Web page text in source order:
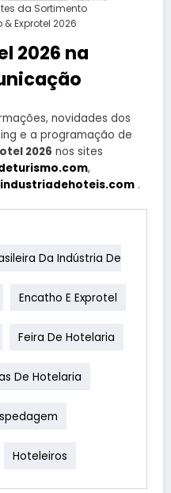
da Sortimento
Exprotel 2026
2026 na
novidades dos
e a programação de
2026 nos sites
,
industriadehoteis.com .
Da Indústria De
Encatho E Exprotel
Feira De Hotelaria
De Hotelaria
Hoteleiros